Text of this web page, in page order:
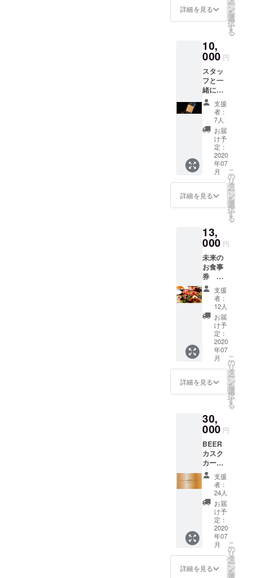
￥1100
0→￥10
7月〜
2025年
7月まで
有効
詳細を見る ー
ン
を
選
択
す
る
10,
000 円
スタッ
フと一
緒に
シャン
パンを
飲む券♪
ご来店
の際に
シャン
パンを
開けて
ご一緒
させて
いただ
きます♪
2025年
7月まで
有効
支援
者：
7人
お届
け予
定：
2020
年07
月
詳細を見る
こ
の
リ
タ
ー
ン
を
選
択
す
る
13,
000 円
未来の
お食事
券
シャ
トーブ
リアン
コース
２名様
分 通常
￥1430
0→￥13
000
2020年
7月〜
2025年
7月まで
支援
者：
12人
お届
け予
定：
2020
年07
月
詳細を見る
こ
の
リ
タ
ー
ン
を
選
択
す
る
30,
000 円
BEER
カスク
カード
お好き
なビー
ルを
35000
円分飲
める
カード♪
通常
￥3300
0→￥30
000
2020年
支援
者：
24人
お届
け予
定：
2020
年07
月
詳細を見る
こ
の
リ
タ
ー
ン
を